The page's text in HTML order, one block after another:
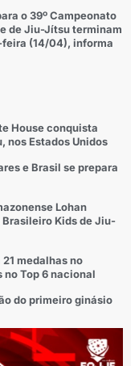
o 39º Campeonato
de Jiu-Jítsu terminam
(14/04), informa
House conquista
nos Estados Unidos
e Brasil se prepara
Lohan
Kids de Jiu-
medalhas no
Top 6 nacional
do primeiro ginásio